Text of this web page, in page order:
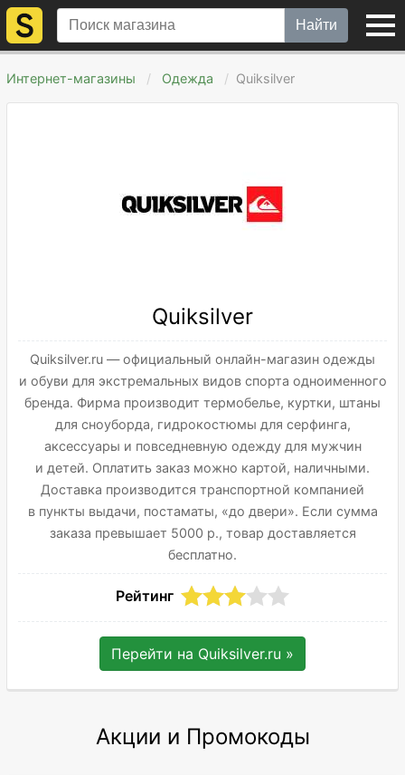
Найти
Интернет-магазины Одежда Quiksilver
Quiksilver
Quiksilver.ru — официальный онлайн-магазин одежды
и обуви для экстремальных видов спорта одноименного
бренда. Фирма производит термобелье, куртки, штаны
для сноуборда, гидрокостюмы для серфинга,
аксессуары и повседневную одежду для мужчин
и детей. Оплатить заказ можно картой, наличными.
Доставка производится транспортной компанией
в пункты выдачи, постаматы, «до двери». Если сумма
заказа превышает 5000 р., товар доставляется
бесплатно.
Рейтинг
Перейти на Quiksilver.ru »
Акции и Промокоды